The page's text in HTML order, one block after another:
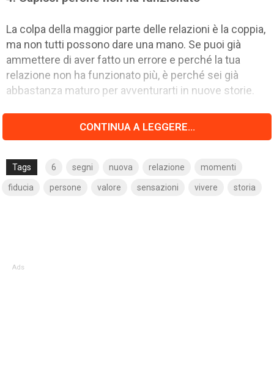
La colpa della maggior parte delle relazioni è la coppia,
ma non tutti possono dare una mano. Se puoi già
ammettere di aver fatto un errore e perché la tua
relazione non ha funzionato più, è perché sei già
abbastanza maturo per avventurarti in nuove storie.
CONTINUA A LEGGERE...
Tags 6 segni nuova relazione momenti
fiducia persone valore sensazioni vivere storia
Ads